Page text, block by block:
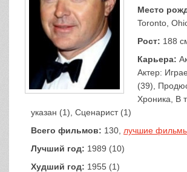
Место
Toronto,
Рост: 188
Карьера:
Актер:
(39),
Хроника, В
указан (1), Сценарист (1)
Всего фильмов: 130, лучшие
Лучший год: 1989 (10)
Худший год: 1955 (1)